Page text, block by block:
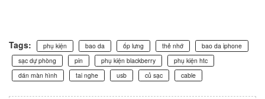
Tags: phụ kiện bao da ốp lưng thẻ nhớ
bao da iphone
sạc dự phòng
pin phụ kiện blackberry
phụ kiện htc
dán màn hình
tai nghe usb củ sạc cable